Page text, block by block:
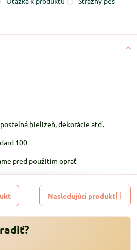
bielizeň, dekorácie atď.
100
pred použitím oprať
Nasledujúci produkt